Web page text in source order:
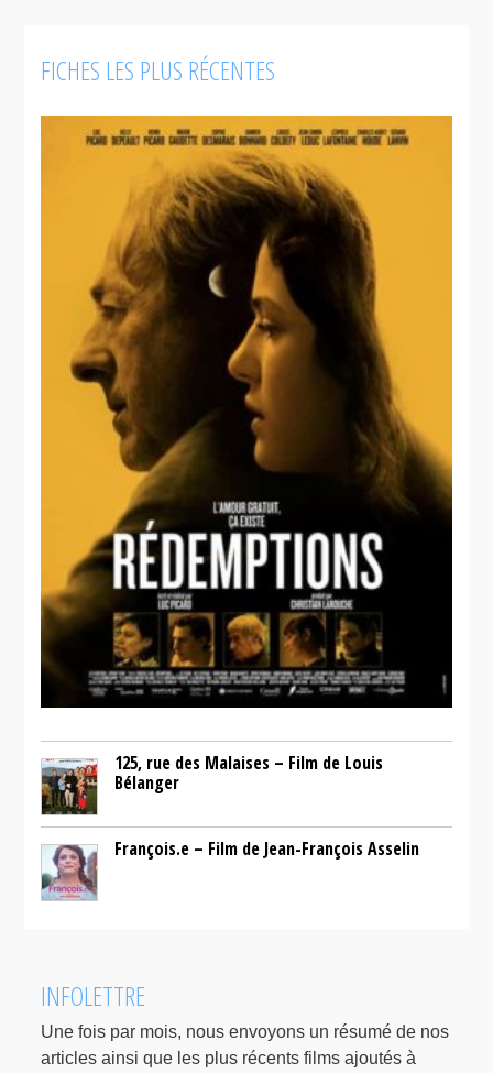
vitaux
FICHES LES PLUS RÉCENTES
125, rue des Malaises – Film de Louis
Bélanger
François.e – Film de Jean-François Asselin
INFOLETTRE
Une fois par mois, nous envoyons un résumé de nos
articles ainsi que les plus récents films ajoutés à